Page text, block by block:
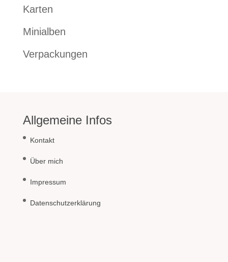
Karten
Minialben
Verpackungen
Allgemeine Infos
Kontakt
Über mich
Impressum
Datenschutzerklärung